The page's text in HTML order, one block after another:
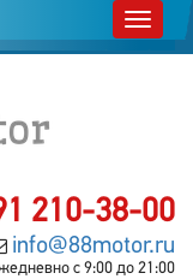
210-38-00
info@88motor.ru
с 9:00 до 21:00